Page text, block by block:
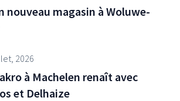
nouveau magasin à Woluwe-
2026
à Machelen renaît avec
et Delhaize